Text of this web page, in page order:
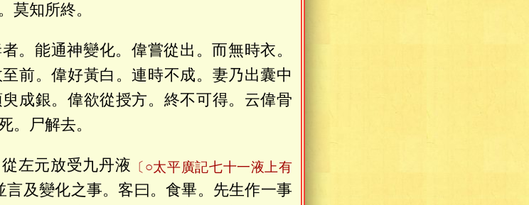
莫知所終。
。能通神變化。偉嘗從出。而無時衣。
前。偉好黃白。連時不成。妻乃出囊中
成銀。偉欲從授方。終不可得。云偉骨
。尸解去。
左元放受九丹液 〔○太平廣記七十一液上有
言及變化之事。客曰。食畢。先生作一事